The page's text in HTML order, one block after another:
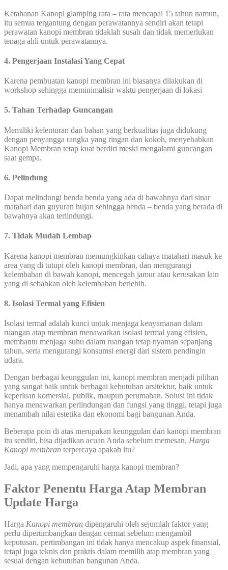
Ketahanan Kanopi glamping rata – rata mencapai 15 tahun namun,
itu semua tergantung dengan perawatannya sendiri akan tetapi
perawatan kanopi membran tidaklah susah dan tidak memerlukan
tenaga ahli untuk perawatannya.
4. Pengerjaan Instalasi Yang Cepat
Karena pembuatan kanopi membran ini biasanya dilakukan di
workshop sehingga meminimalisir waktu pengerjaan di lokasi
5. Tahan Terhadap Guncangan
Memiliki kelenturan dan bahan yang berkualitas juga didukung
dengan penyangga rangka yang ringan dan kokoh, menyebabkan
Kanopi Membran tetap kuat berdiri meski mengalami guncangan
saat gempa.
6. Pelindung
Dapat melindungi benda benda yang ada di bawahnya dari sinar
matahari dan guyuran hujan sehingga benda – benda yang berada di
bawahnya akan terlindungi.
7. Tidak Mudah Lembap
Karena kanopi membran memungkinkan cahaya matahari masuk ke
area yang di tutupi oleh kanopi membran, dan mengurangi
kelembaban di bawah kanopi, mencegah jamur atau kerusakan lain
yang di sebabkan oleh kelembaban berlebih.
8. Isolasi Termal yang Efisien
Isolasi termal adalah kunci untuk menjaga kenyamanan dalam
ruangan atap membran menawarkan isolasi termal yang efisien,
membantu menjaga suhu dalam ruangan tetap nyaman sepanjang
tahun, serta mengurangi konsumsi energi dari sistem pendingin
udara.
Dengan berbagai keunggulan ini, kanopi membran menjadi pilihan
yang sangat baik untuk berbagai kebutuhan arsitektur, baik untuk
keperluan komersial, publik, maupun perumahan. Solusi ini tidak
hanya menawarkan perlindungan dan fungsi yang tinggi, tetapi juga
menambah nilai estetika dan ekonomi bagi bangunan Anda.
Beberapa poin di atas merupakan keunggulan dari kanopi membran
itu sendiri, bisa dijadikan acuan Anda sebelum memesan, Harga
Kanopi membran terpercaya apakah itu?
Jadi, apa yang mempengaruhi harga kanopi membran?
Faktor Penentu Harga Atap Membran
Update Harga
Harga Kanopi membran dipengaruhi oleh sejumlah faktor yang
perlu dipertimbangkan dengan cermat sebelum mengambil
keputusan, pertimbangan ini tidak hanya mencakup aspek finansial,
tetapi juga teknis dan praktis dalam memilih atap membran yang
sesuai dengan kebutuhan bangunan Anda.